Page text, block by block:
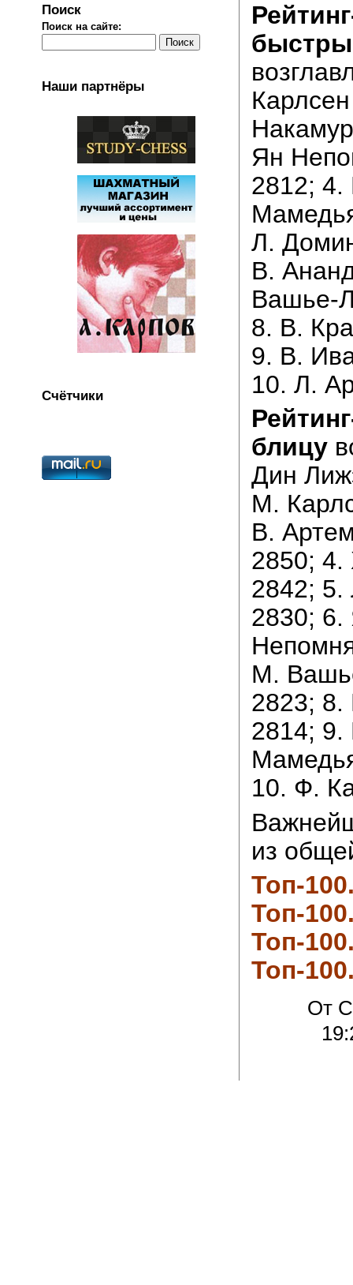
Поиск
Поиск на сайте:
Наши партнёры
Счётчики
Ян
2812;
Л.
В.
Вашье-
8. В.
9. В.
10. Л.
блицу
Дин
М.
В.
2850;
2842; 5.
2830; 6.
М.
2823;
2814;
10. Ф.
из
Топ-
Топ-
Топ-
Топ-
От